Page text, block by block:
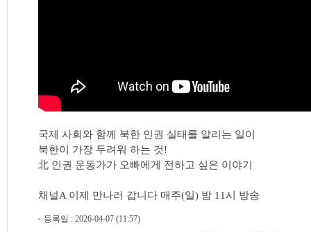
국제 사회와 함께 북한 인권 실태를 알리는 일이
북한이 가장 두려워 하는 것!
北 인권 운동가가 오빠에게 전하고 싶은 이야기
채널A 이제 만나러 갑니다 매주(일) 밤 11시 방송
등록일 : 2026-04-07 (11:57)